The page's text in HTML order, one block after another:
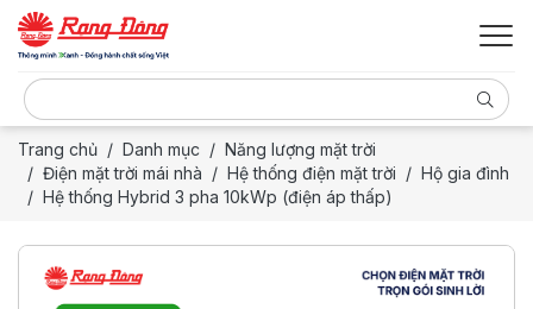
Trang chủ Danh mục
Năng lượng mặt trời
Điện mặt trời mái nhà
Hệ thống điện mặt trời
Hộ gia đình
Hệ thống Hybrid 3 pha 10kWp (điện áp thấp)